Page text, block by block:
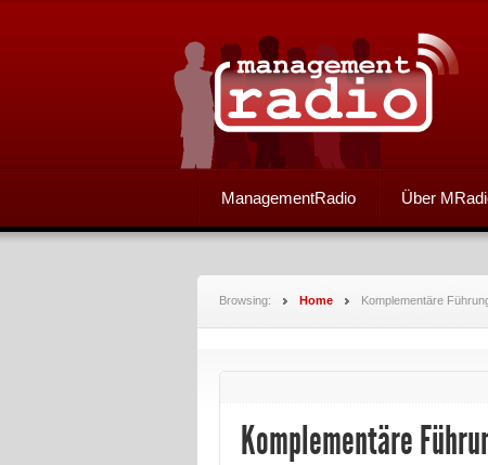
ManagementRadio Über
Browsing: Home Komplementäre
Komplementäre